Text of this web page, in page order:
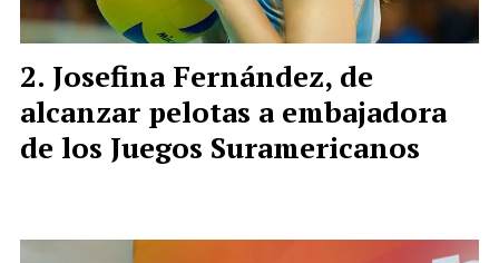
Josefina Fernández, de
alcanzar pelotas a embajadora
de los Juegos Suramericanos